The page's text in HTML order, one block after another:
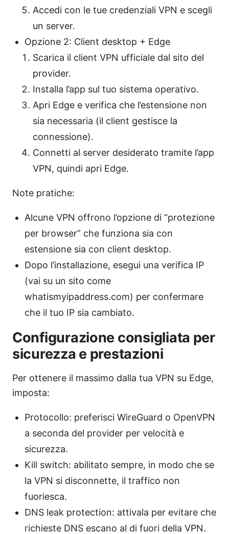
Accedi con le tue credenziali VPN e scegli
un server.
Opzione 2: Client desktop + Edge
Scarica il client VPN ufficiale dal sito del
provider.
Installa l’app sul tuo sistema operativo.
Apri Edge e verifica che l’estensione non
sia necessaria (il client gestisce la
connessione).
Connetti al server desiderato tramite l’app
VPN, quindi apri Edge.
Note pratiche:
Alcune VPN offrono l’opzione di “protezione
per browser” che funziona sia con
estensione sia con client desktop.
Dopo l’installazione, esegui una verifica IP
(vai su un sito come
whatismyipaddress.com) per confermare
che il tuo IP sia cambiato.
Configurazione consigliata per
sicurezza e prestazioni
Per ottenere il massimo dalla tua VPN su Edge,
imposta:
Protocollo: preferisci WireGuard o OpenVPN
a seconda del provider per velocità e
sicurezza.
Kill switch: abilitato sempre, in modo che se
la VPN si disconnette, il traffico non
fuoriesca.
DNS leak protection: attivala per evitare che
richieste DNS escano al di fuori della VPN.